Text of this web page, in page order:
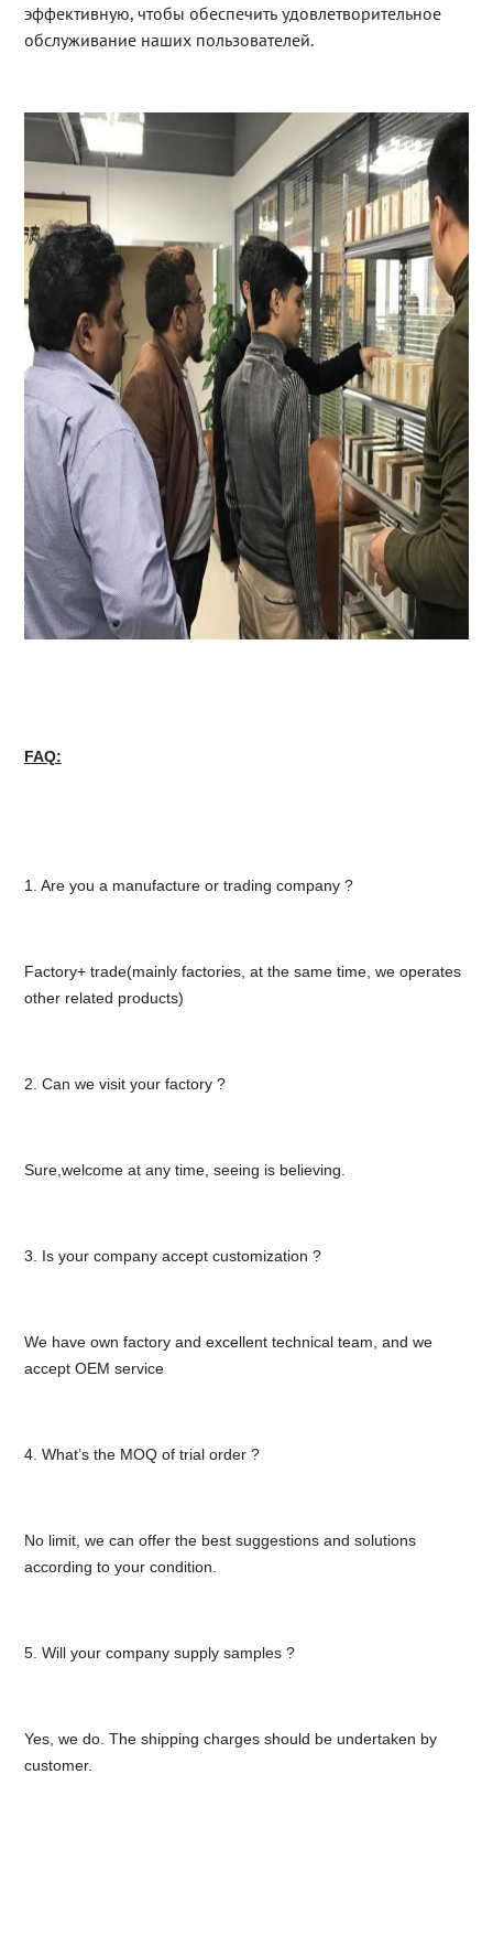
эффективную, чтобы обеспечить удовлетворительное
обслуживание наших пользователей.
FAQ:
1. Are you a manufacture or trading company ?
Factory+ trade(mainly factories, at the same time, we operates
other related products)
2. Can we visit your factory ?
Sure,welcome at any time, seeing is believing.
3. Is your company accept customization ?
We have own factory and excellent technical team, and we
accept OEM service
4. What’s the MOQ of trial order ?
No limit, we can offer the best suggestions and solutions
according to your condition.
5. Will your company supply samples ?
Yes, we do. The shipping charges should be undertaken by
customer.